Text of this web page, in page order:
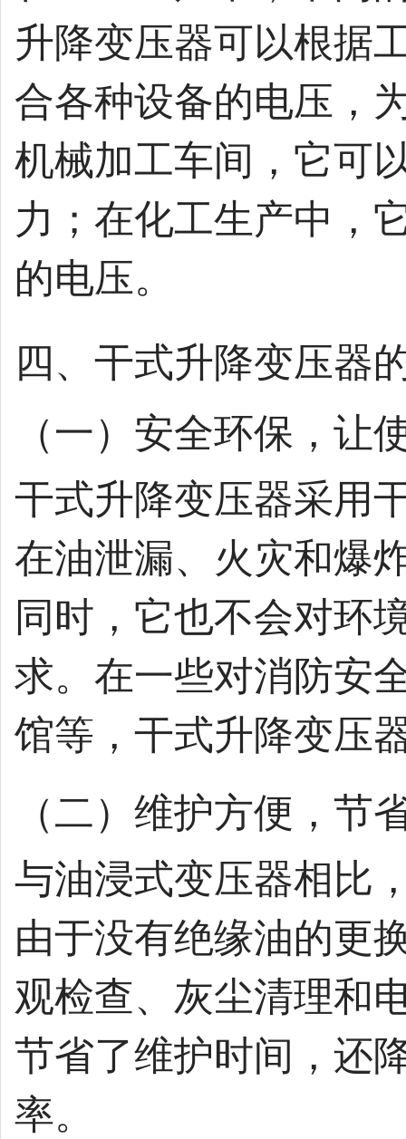
升降变压器可以根据
合各种设备的电压，
机械加工车间，它可
力；在化工生产中，
的电压。
四、干式升降变压器
（一）安全环保，让
干式升降变压器采用
在油泄漏、火灾和爆
同时，它也不会对环
求。在一些对消防安
馆等，干式升降变压
（二）维护方便，节
与油浸式变压器相比
由于没有绝缘油的更
观检查、灰尘清理和
节省了维护时间，还
率。